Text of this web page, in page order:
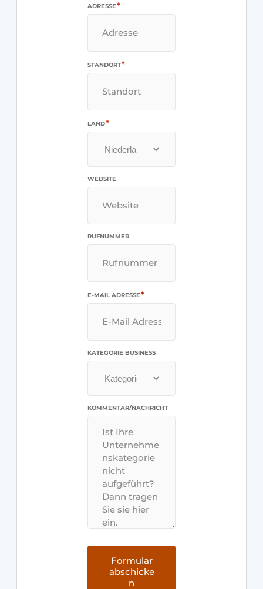
ADRESSE*
STANDORT*
LAND*
WEBSITE
RUFNUMMER
E-MAIL ADRESSE*
KATEGORIE BUSINESS
KOMMENTAR/NACHRICHT
Formular
abschicke
n